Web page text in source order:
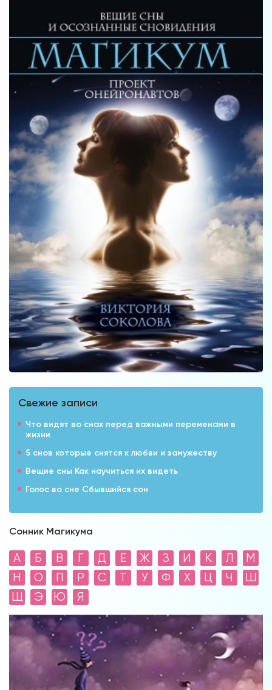
Свежие записи
Что видят во снах перед важными переменами в
жизни
5 снов которые снятся к любви и замужеству
Вещие сны Как научиться их видеть
Голос во сне Сбывшийся сон
Сонник Магикума
А Б В Г Д Е Ж З И К Л
М
Н
О П Р С Т У Ф Х Ц Ч
Ш
Щ
Э Ю Я